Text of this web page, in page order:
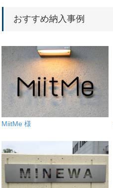
おすすめ納入事例
MiitMe 様